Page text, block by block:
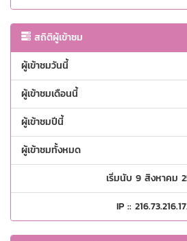
สถิติผู้เข้าชม
ผู้เข้าชมวันนี้
ผู้เข้าชมเดือนนี้
ผู้เข้าชมปีนี้
ผู้เข้าชมทั้งหมด
เริ่มนับ 9 สิงหาคม
IP ::